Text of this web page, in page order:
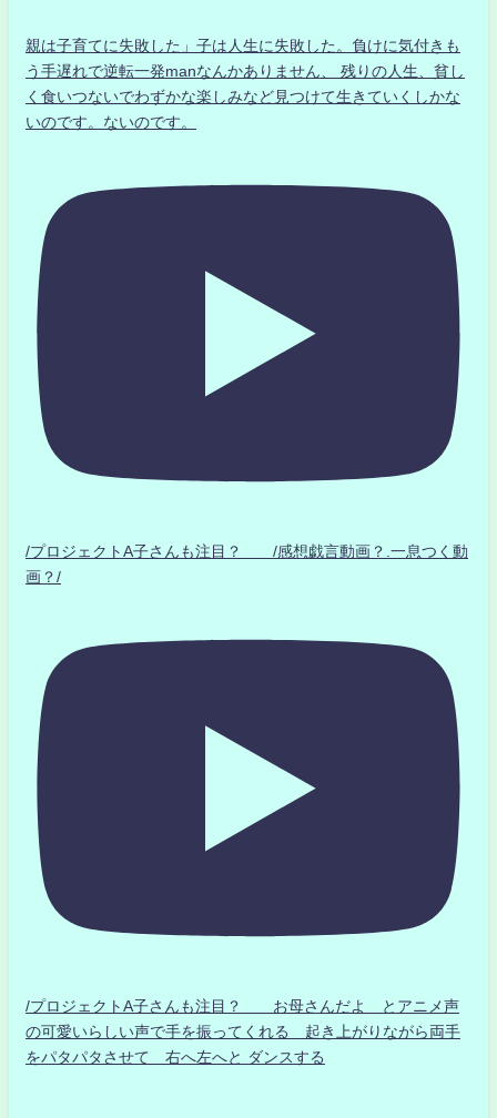
親は子育てに失敗した」子は人生に失敗した。負けに気付きも
う手遅れで逆転一発manなんかありません、 残りの人生、貧し
く食いつないでわずかな楽しみなど見つけて生きていくしかな
いのです。ないのです。
/プロジェクトA子さんも注目？ /感想戯言動画？.一息つく動
画？/
/プロジェクトA子さんも注目？ お母さんだよ とアニメ声
の可愛いらしい声で手を振ってくれる 起き上がりながら両手
をパタパタさせて 右へ左へと ダンスする